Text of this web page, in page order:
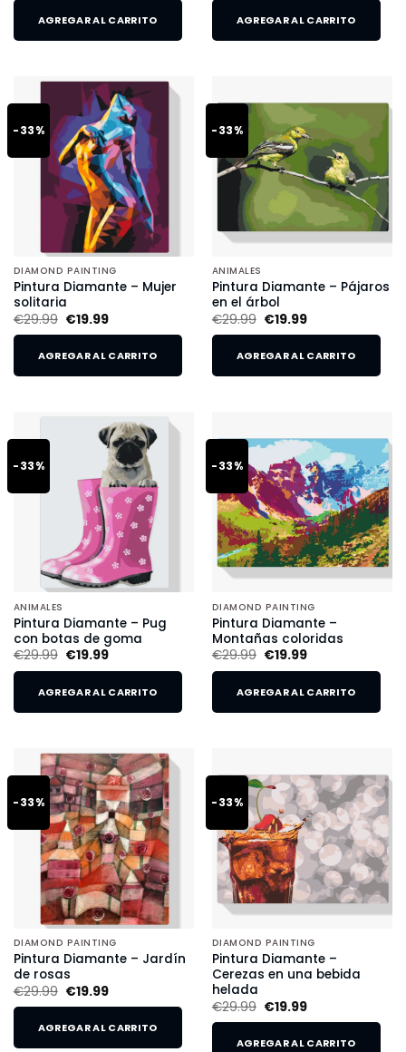
AGREGAR AL CARRITO AGREGAR AL CARRITO
-33%
DIAMOND PAINTING
Pintura Diamante – Mujer
solitaria
€29.99 €19.99
AGREGAR AL CARRITO
-33%
ANIMALES
Pintura Diamante – Pájaros
en el árbol
€29.99 €19.99
AGREGAR AL CARRITO
-33%
ANIMALES
Pintura Diamante – Pug
con botas de goma
€29.99 €19.99
AGREGAR AL CARRITO
-33%
DIAMOND PAINTING
Pintura Diamante –
Montañas coloridas
€29.99 €19.99
AGREGAR AL CARRITO
-33%
DIAMOND PAINTING
Pintura Diamante – Jardín
de rosas
€29.99 €19.99
AGREGAR AL CARRITO
-33%
DIAMOND PAINTING
Pintura Diamante –
Cerezas en una bebida
helada
€29.99 €19.99
AGREGAR AL CARRITO